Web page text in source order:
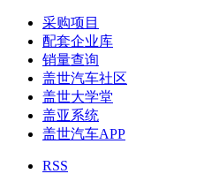
采购项目
配套企业库
销量查询
盖世汽车社区
盖世大学堂
盖亚系统
盖世汽车APP
RSS